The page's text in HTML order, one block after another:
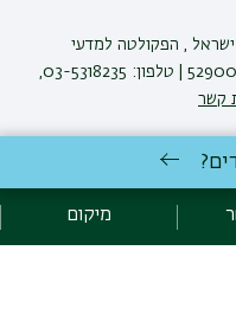
, הפקולטה למדעי
קשר
מיקום